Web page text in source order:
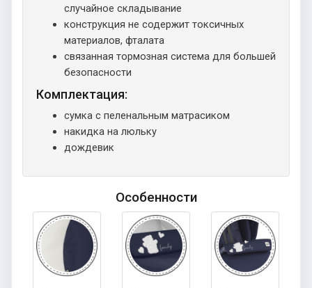
случайное складывание
конструкция не содержит токсичных
материалов, фталата
связанная тормозная система для большей
безопасности
Комплектация:
сумка с пеленальным матрасиком
накидка на люльку
дождевик
Особенности